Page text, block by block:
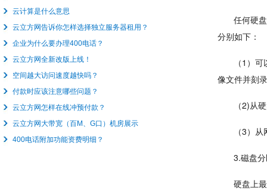
云计算是什么意思
云立方网告诉你怎样选择独立服务器租用？
企业为什么要办理400电话？
云立方网全新改版上线！
空间越大访问速度越快吗？
付款时应该注意哪些问题？
云立方网怎样在线冲预付款？
云立方网大带宽（百M、G口）机房展示
400电话附加功能资费明细？
任何硬
分别如下：
（1）
像文件并刻
（2)从
（3）
3.磁盘
硬盘上